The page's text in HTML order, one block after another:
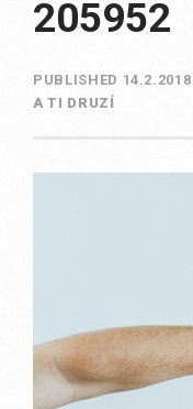
205952
PUBLISHED 14.2.2018
A TI DRUZÍ